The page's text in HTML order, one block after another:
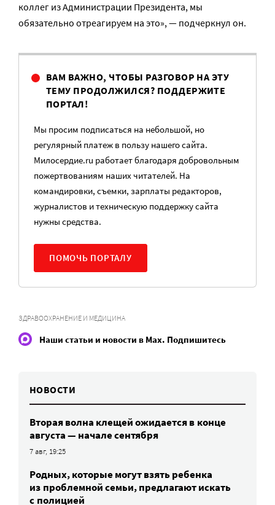
коллег из Администрации Президента, мы
обязательно отреагируем на это», — подчеркнул он.
ВАМ ВАЖНО, ЧТОБЫ РАЗГОВОР НА ЭТУ
ТЕМУ ПРОДОЛЖИЛСЯ? ПОДДЕРЖИТЕ
ПОРТАЛ!
Мы просим подписаться на небольшой, но
регулярный платеж в пользу нашего сайта.
Милосердие.ru работает благодаря добровольным
пожертвованиям наших читателей. На
командировки, съемки, зарплаты редакторов,
журналистов и техническую поддержку сайта
нужны средства.
ПОМОЧЬ ПОРТАЛУ
ЗДРАВООХРАНЕНИЕ И МЕДИЦИНА
Наши статьи и новости в Max. Подпишитесь
НОВОСТИ
Вторая волна клещей ожидается в конце
августа — начале сентября
7 авг, 19:25
Родных, которые могут взять ребенка
из проблемной семьи, предлагают искать
с полицией